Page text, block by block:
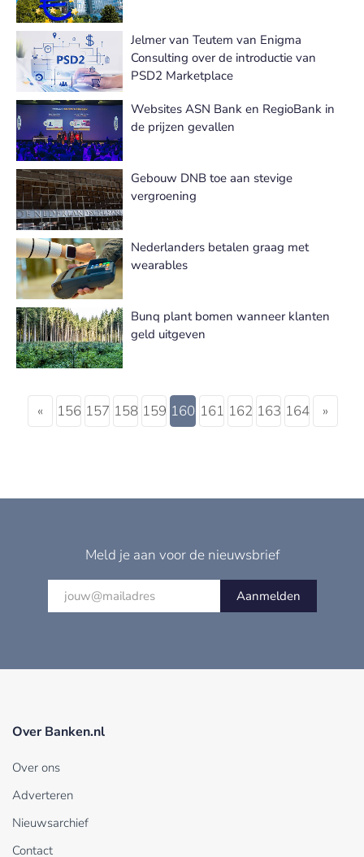
Jelmer van Teutem van Enigma
Consulting over de introductie van
PSD2 Marketplace
Websites ASN Bank en RegioBank in
de prijzen gevallen
Gebouw DNB toe aan stevige
vergroening
Nederlanders betalen graag met
wearables
Bunq plant bomen wanneer klanten
geld uitgeven
« 156 157 158 159 160 161 162 163 164 »
Meld je aan voor de nieuwsbrief
Aanmelden
Over Banken.nl
Over ons
Adverteren
Nieuwsarchief
Contact